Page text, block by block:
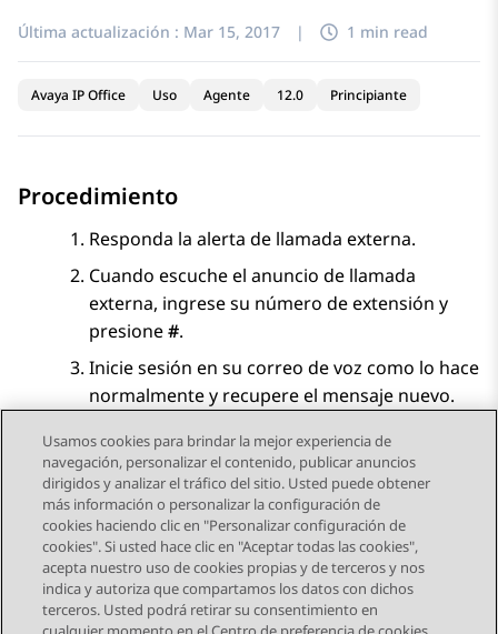
Última actualización : Mar 15, 2017 | 1 min read
Avaya IP Office Uso Agente 12.0 Principiante
Procedimiento
Responda la alerta de llamada externa.
Cuando escuche el anuncio de llamada
externa, ingrese su número de extensión y
presione#.
Inicie sesión en su correo de voz como lo hace
normalmente y recupere el mensaje nuevo.
Send Feedback
Navegación de tema
Tema anterior Tema siguiente
Usamos cookies para brindar la mejor experiencia de
navegación, personalizar el contenido, publicar anuncios
dirigidos y analizar el tráfico del sitio. Usted puede obtener
más información o personalizar la configuración de
cookies haciendo clic en "Personalizar configuración de
cookies". Si usted hace clic en "Aceptar todas las cookies",
acepta nuestro uso de cookies propias y de terceros y nos
indica y autoriza que compartamos los datos con dichos
terceros. Usted podrá retirar su consentimiento en